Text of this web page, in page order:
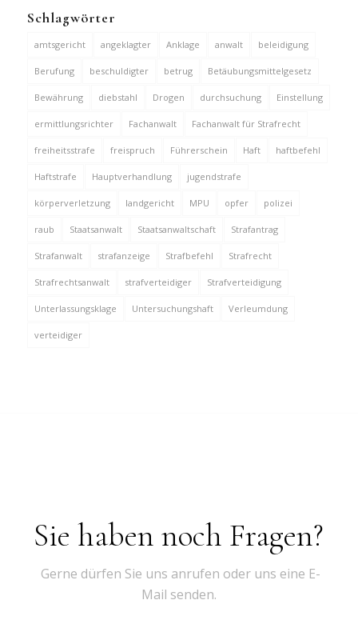
Schlagwörter
amtsgericht angeklagter Anklage anwalt beleidigung
Berufung beschuldigter betrug Betäubungsmittelgesetz
Bewährung diebstahl Drogen durchsuchung Einstellung
ermittlungsrichter Fachanwalt Fachanwalt für Strafrecht
freiheitsstrafe freispruch Führerschein Haft haftbefehl
Haftstrafe Hauptverhandlung jugendstrafe
körperverletzung landgericht MPU opfer polizei
raub Staatsanwalt Staatsanwaltschaft Strafantrag
Strafanwalt strafanzeige Strafbefehl Strafrecht
Strafrechtsanwalt strafverteidiger Strafverteidigung
Unterlassungsklage Untersuchungshaft Verleumdung
verteidiger
Sie haben noch Fragen?
Gerne dürfen Sie uns anrufen oder uns eine E-
Mail senden.